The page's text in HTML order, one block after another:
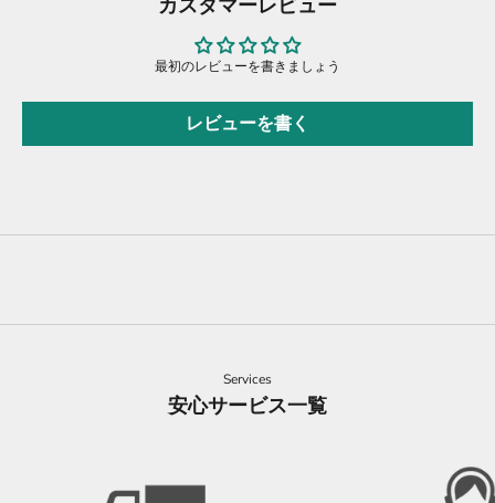
最初のレビューを書きましょう
レビューを書く
Services
安心サービス一覧